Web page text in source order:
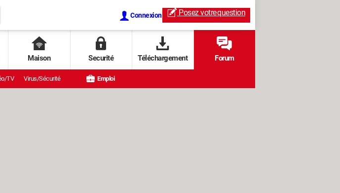
Connexion Posez votrequestion
Maison Securité Téléchargement Forum
TV Virus/Sécurité Emploi